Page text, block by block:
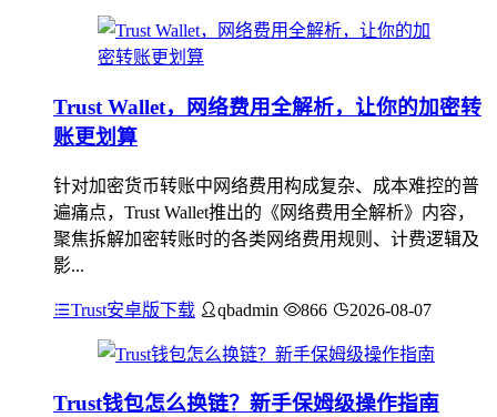
Trust Wallet，网络费用全解析，让你的加密转
账更划算
针对加密货币转账中网络费用构成复杂、成本难控的普
遍痛点，Trust Wallet推出的《网络费用全解析》内容，
聚焦拆解加密转账时的各类网络费用规则、计费逻辑及
影...
Trust安卓版下载 qbadmin 866 2026-08-07
Trust钱包怎么换链？新手保姆级操作指南